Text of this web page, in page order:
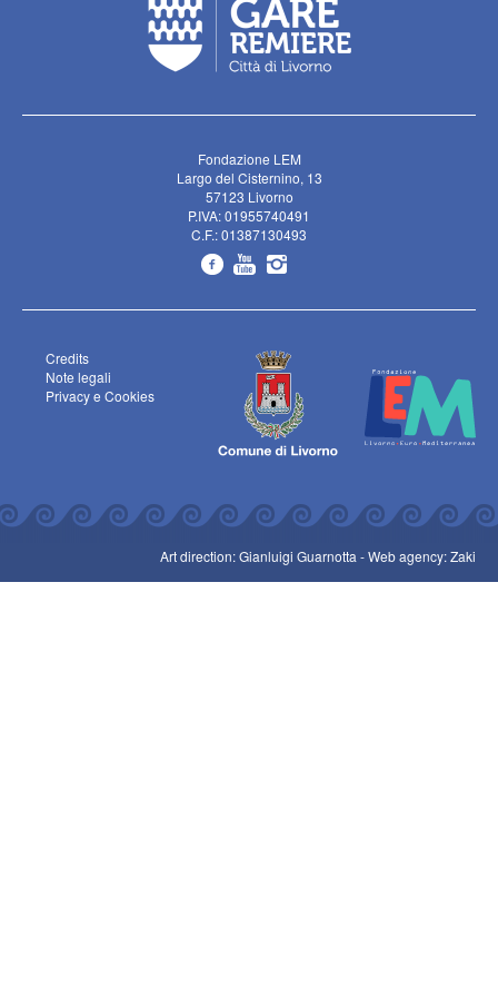
Fondazione LEM
Largo del Cisternino, 13
57123 Livorno
P.IVA: 01955740491
C.F.: 01387130493
Credits
Note legali
Privacy e Cookies
Art direction: Gianluigi Guarnotta -Web agency: Zaki